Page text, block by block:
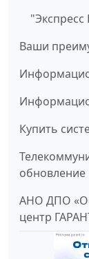
Ваши
Купить
обновление
АНО ДПО
центр